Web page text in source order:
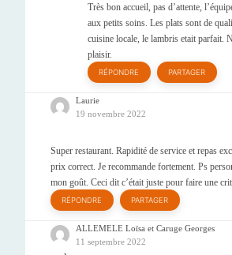
Très bon accueil, pas d’attente,
aux petits soins. Les plats sont de
cuisine locale, le lambris etait parfait.
plaisir.
RÉPONDRE PARTAGER
Laurie
19 novembre 2022
Super restaurant. Rapidité de service et repas
prix correct. Je recommande fortement. Ps
mon goût. Ceci dit c’était juste pour faire une
RÉPONDRE PARTAGER
ALLEMELE Loïsa et Caruge Georges
11 septembre 2022